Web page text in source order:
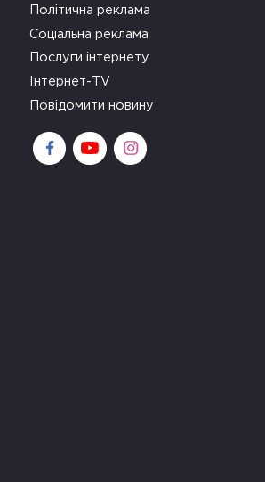
Політична реклама
Соціальна реклама
Послуги інтернету
Інтернет-TV
Повідомити новину